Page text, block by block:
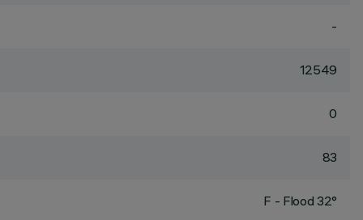
-
12549
0
83
F - Flood 32°